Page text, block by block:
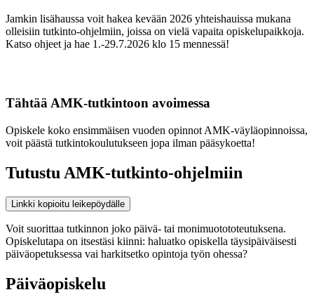
Jamkin lisähaussa voit hakea kevään 2026 yhteishauissa mukana
olleisiin tutkinto-ohjelmiin, joissa on vielä vapaita opiskelupaikkoja.
Katso ohjeet ja hae 1.-29.7.2026 klo 15 mennessä!
Tähtää AMK-tutkintoon avoimessa
Opiskele koko ensimmäisen vuoden opinnot AMK-väyläopinnoissa,
voit päästä tutkintokoulutukseen jopa ilman pääsykoetta!
Tutustu AMK-tutkinto-ohjelmiin
Linkki kopioitu leikepöydälle
Voit suorittaa tutkinnon joko päivä- tai monimuotototeutuksena.
Opiskelutapa on itsestäsi kiinni: haluatko opiskella täysipäiväisesti
päiväopetuksessa vai harkitsetko opintoja työn ohessa?
Päiväopiskelu